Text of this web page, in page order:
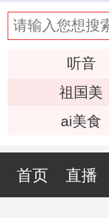
听音
祖国美
ai美食
首页 直播